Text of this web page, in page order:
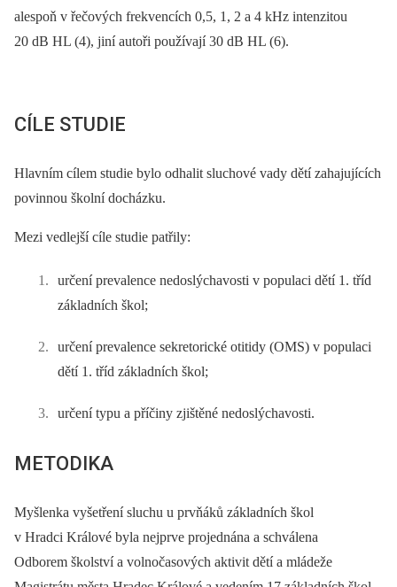
alespoň v řečových frekvencích 0,5, 1, 2 a 4 kHz intenzitou
20 dB HL (4), jiní autoři používají 30 dB HL (6).
CÍLE STUDIE
Hlavním cílem studie bylo odhalit sluchové vady dětí zahajujících
povinnou školní docházku.
Mezi vedlejší cíle studie patřily:
určení prevalence nedoslýchavosti v populaci dětí 1. tříd
základních škol;
určení prevalence sekretorické otitidy (OMS) v populaci
dětí 1. tříd základních škol;
určení typu a příčiny zjištěné nedoslýchavosti.
METODIKA
Myšlenka vyšetření sluchu u prvňáků základních škol
v Hradci Králové byla nejprve projednána a schválena
Odborem školství a volnočasových aktivit dětí a mládeže